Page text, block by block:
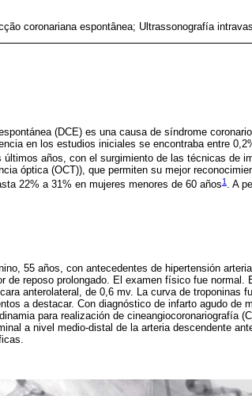
coronariana espontânea; Ultrassonografía
(DCE) es una causa de síndrome
en los estudios iniciales se encontraba entre
últimos años, con el surgimiento de las técnicas de
óptica (OCT)), que permiten su mejor
22% a 31% en mujeres menores de 60 años1 . A
55 años, con antecedentes de hipertensión
de reposo prolongado. El examen físico fue
anterolateral, de 0,6 mv. La curva de troponinas
a destacar. Con diagnóstico de infarto agudo de
para realización de cineangiocoronariografía
a nivel medio-distal de la arteria descendente